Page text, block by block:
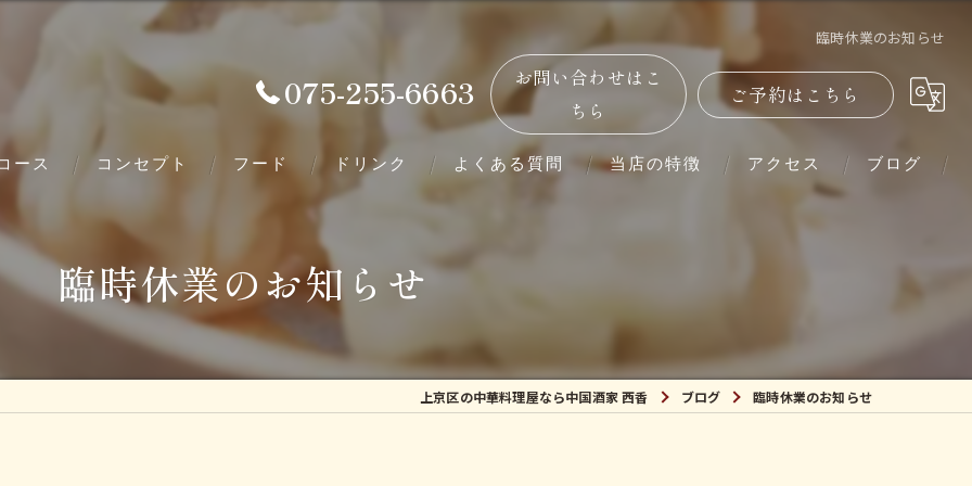
臨時休業のお知らせ
075-255-6663
お問い合わせはこ
ちら
ご予約はこちら
ース コンセプト フード ドリンク よくある質問 当店の特徴
ディナー
アクセス ブログ
臨時休業のお知らせ
上京区の中華料理屋なら中国酒家 西香 ブログ 臨時休業のお知らせ